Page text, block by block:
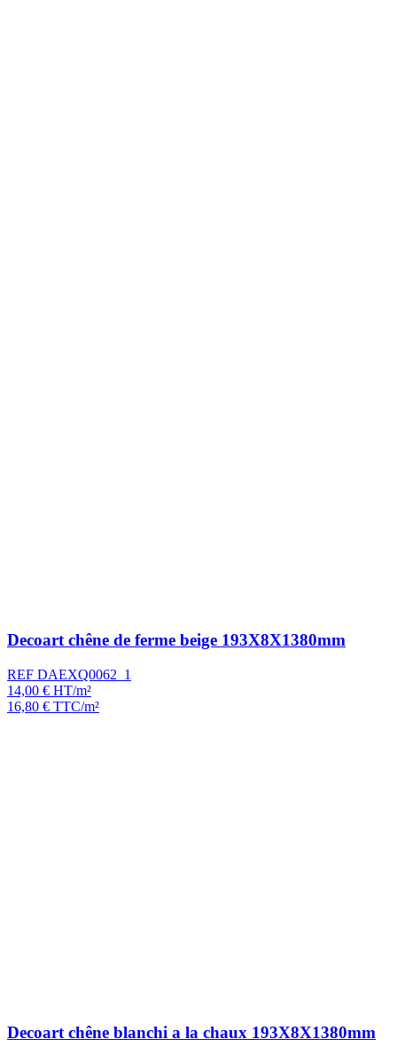
Decoart chêne de ferme beige 193X8X1380mm
REF DAEXQ0062_1
14,00 € HT/m²
16,80 € TTC/m²
Decoart chêne blanchi a la chaux 193X8X1380mm